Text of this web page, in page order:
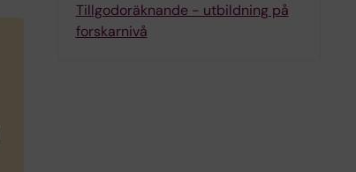
Tillgodoräknande - utbildning på
forskarnivå